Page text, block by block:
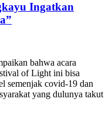
Ingatkan
bahwa acara
of Light ini bisa
semenjak covid-19 dan
yang dulunya takut